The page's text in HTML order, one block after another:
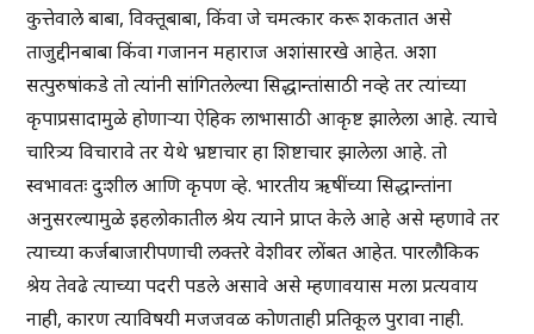
कुत्तेवाले बाबा, विक्तूबाबा, किंवा जे चमत्कार करू शकतात असे
ताजुद्दीनबाबा किंवा गजानन महाराज अशांसारखे आहेत. अशा
सत्पुरुषांकडे तो त्यांनी सांगितलेल्या सिद्धान्तांसाठी नव्हे तर त्यांच्या
कृपाप्रसादामुळे होणार्‍या ऐहिक लाभासाठी आकृष्ट झालेला आहे. त्याचे
चारित्र्य विचारावे तर येथे भ्रष्टाचार हा शिष्टाचार झालेला आहे. तो
स्वभावतः दुःशील आणि कृपण व्हे. भारतीय ऋषींच्या सिद्धान्तांना
अनुसरल्यामुळे इहलोकातील श्रेय त्याने प्राप्त केले आहे असे म्हणावे तर
त्याच्या कर्जबाजारीपणाची लक्तरे वेशीवर लोंबत आहेत. पारलौकिक
श्रेय तेवढे त्याच्या पदरी पडले असावे असे म्हणावयास मला प्रत्यवाय
नाही, कारण त्याविषयी मजजवळ कोणताही प्रतिकूल पुरावा नाही.